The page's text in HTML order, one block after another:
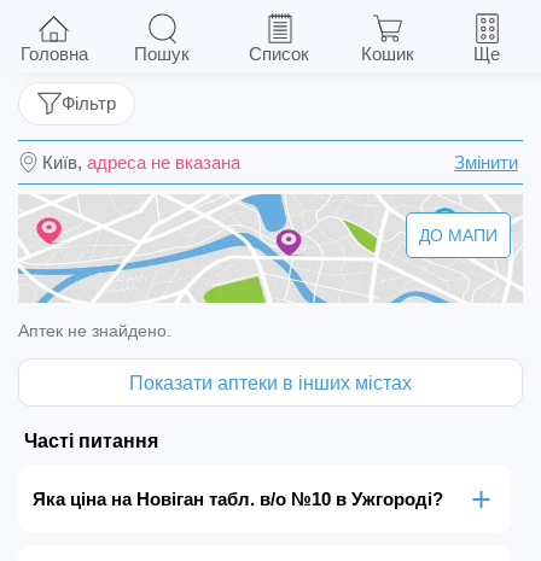
Новіган табл. в/о №10
Київ, адреса не вказана Змінити
Фільтр
ДО МАПИ
Аптек не знайдено.
Показати аптеки в інших містах
Часті питання
Яка ціна на Новіган табл. в/о №10 в Ужгороді?
Головна Пошук Список Кошик Ще